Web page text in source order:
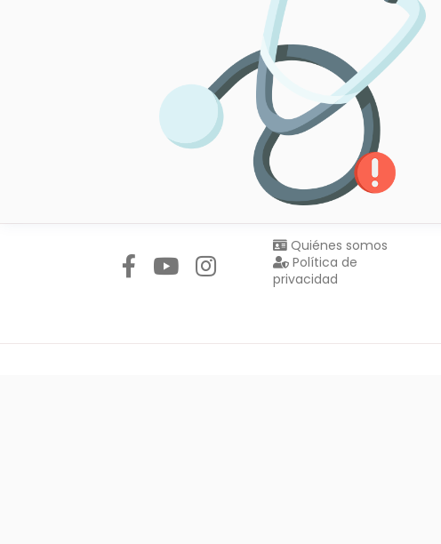
Quiénes somos
Política de
privacidad